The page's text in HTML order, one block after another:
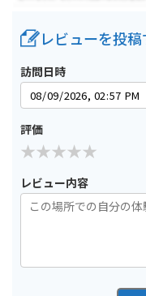
レビューを投稿
訪問日時
評価
レビュー内容